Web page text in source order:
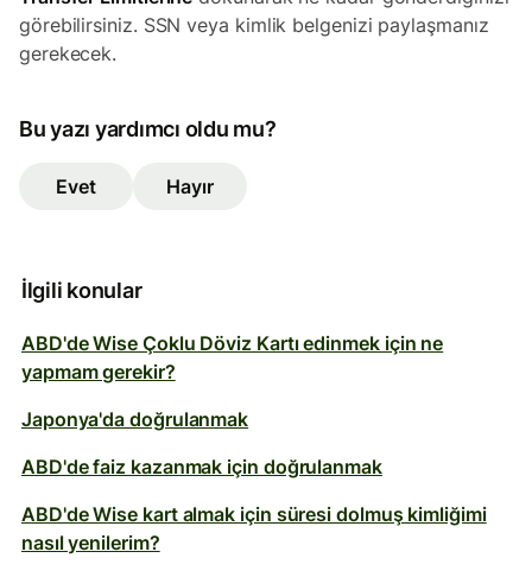
görebilirsiniz. SSN veya kimlik belgenizi paylaşmanız
gerekecek.
Bu yazı yardımcı oldu mu?
Evet Hayır
İlgili konular
ABD'de Wise Çoklu Döviz Kartı edinmek için ne
yapmam gerekir?
Japonya'da doğrulanmak
ABD'de faiz kazanmak için doğrulanmak
ABD'de Wise kart almak için süresi dolmuş kimliğimi
nasıl yenilerim?